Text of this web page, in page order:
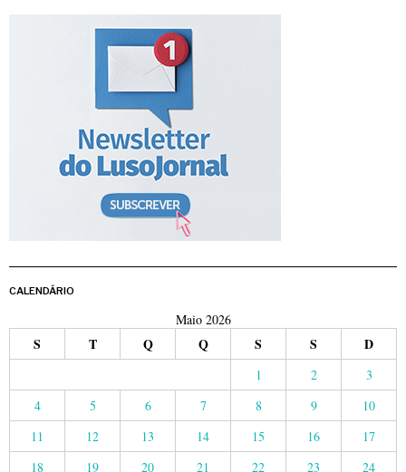
CALENDÁRIO
Maio 2026
S T Q Q S S D
1 2
3
4
5 6 7 8 9
10
11
12 13 14 15 16
17
18
19 20 21 22 23 24